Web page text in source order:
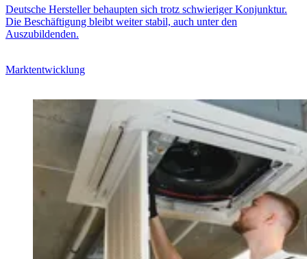
Deutsche Hersteller behaupten sich trotz schwieriger Konjunktur.
Die Beschäftigung bleibt weiter stabil, auch unter den
Auszubildenden.
Marktentwicklung